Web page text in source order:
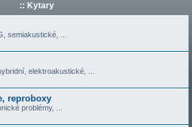
:: Kytary
semiakustické, ...
elektroakustické, ...
reproboxy
problémy, ...